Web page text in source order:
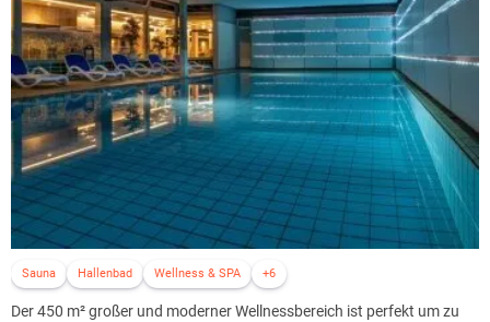
starten.
Die 51 Zimmer sind modern und komfortabel im Landhausstil
ausgestattet und reichen vom Einzelzimmer bis zum Familienzimmer
für fünf Personen. Im gesamten Hotel steht den Gästen kostenfreies
WLAN zur Verfügung.
Kulinarisch verwöhnt werden Sie im hoteleigenen Restaurant
Sonnenhof mit 200 Sitzplätzen, das sich im heimelig rustikalen Stil
über drei Ebenen verteilt und viel Gemütlichkeit in besonderem
Charme ausstrahlt.
zur Verfügung, die durch eine Stromtankstelle für Reisende mit
Elektroauto zeitgemäß ergänzt werden.
Sauna Hallenbad Wellness & SPA +6
Der 450 m² großer und moderner Wellnessbereich ist perfekt um zu